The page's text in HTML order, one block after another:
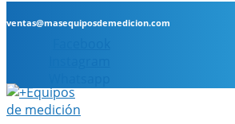
ventas@masequiposdemedicion.com